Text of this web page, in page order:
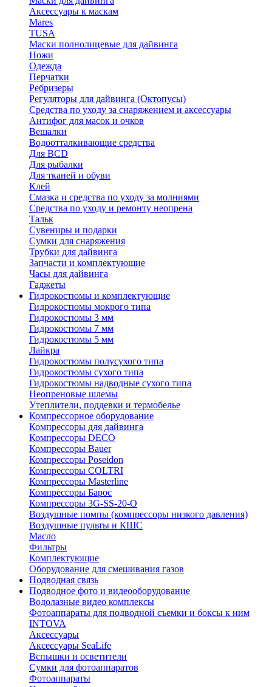
Аксессуары к маскам
Mares
TUSA
Маски полнолицевые для дайвинга
Ножи
Одежда
Перчатки
Ребризеры
Регуляторы для дайвинга (Октопусы)
Средства по уходу за снаряжением и аксессуары
Антифог для масок и очков
Вешалки
Водоотталкивающие средства
Для BCD
Для рыбалки
Для тканей и обуви
Клей
Смазка и средства по уходу за молниями
Средства по уходу и ремонту неопрена
Тальк
Сувениры и подарки
Сумки для снаряжения
Трубки для дайвинга
Запчасти и комплектующие
Часы для дайвинга
Гаджеты
Гидрокостюмы и комплектующие
Гидрокостюмы мокрого типа
Гидрокостюмы 3 мм
Гидрокостюмы 7 мм
Гидрокостюмы 5 мм
Лайкра
Гидрокостюмы полусухого типа
Гидрокостюмы сухого типа
Гидрокостюмы надводные сухого типа
Неопреновые шлемы
Утеплители, поддевки и термобелье
Компрессорное оборудование
Компрессоры для дайвинга
Компрессоры DECO
Компрессоры Bauer
Компрессоры Poseidon
Компрессоры COLTRI
Компрессоры Masterline
Компрессоры Барос
Компрессоры 3G-SS-20-O
Воздушные помпы (компрессоры низкого давления)
Воздушные пульты и КШС
Масло
Фильтры
Комплектующие
Оборудование для смешивания газов
Подводная связь
Подводное фото и видеооборудование
Водолазные видео комплексы
Фотоаппараты для подводной съемки и боксы к ним
INTOVA
Аксессуары
Аксессуары SeaLife
Вспышки и осветители
Сумки для фотоаппаратов
Фотоаппараты